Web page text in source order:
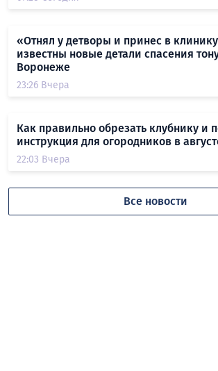
«Отнял у детворы и принес в
известны новые детали спасения
Воронеже
23:26 Вчера
Как правильно обрезать клубнику и
инструкция для огородников в
22:03 Вчера
Все новости